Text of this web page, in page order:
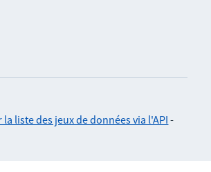
la liste des jeux de données via l'API -